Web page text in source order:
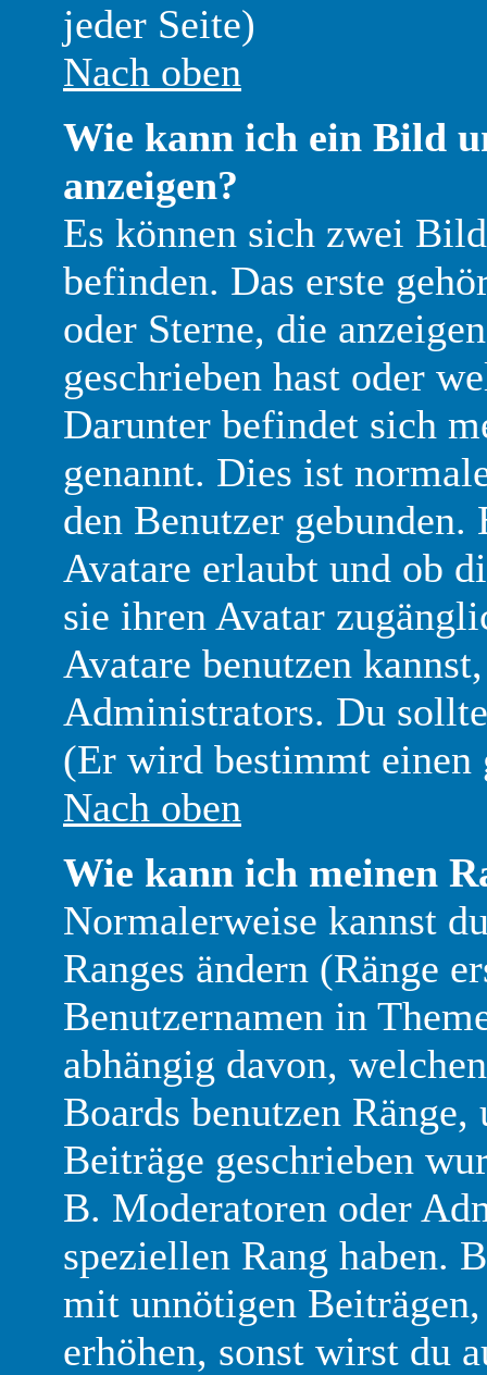
jeder Seite)
Nach oben
Wie kann ich ein Bild
anzeigen?
Es können sich zwei
befinden. Das erste
oder Sterne, die
geschrieben hast oder
Darunter befindet sich
genannt. Dies ist
den Benutzer
Avatare erlaubt und ob
sie ihren Avatar
Avatare benutzen
Administrators. Du
(Er wird bestimmt einen
Nach oben
Wie kann ich meinen
Normalerweise kannst
Ranges ändern (Ränge
Benutzernamen in
abhängig davon,
Boards benutzen
Beiträge geschrieben
B. Moderatoren oder
speziellen Rang haben.
mit unnötigen
erhöhen, sonst wirst du